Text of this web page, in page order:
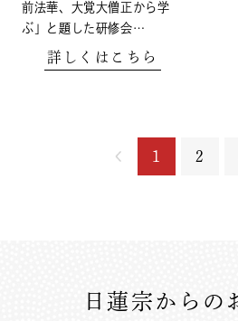
前法華、大覚大僧正から学
ぶ」と題した研修会…
詳しくはこちら
1 2
日蓮宗からの